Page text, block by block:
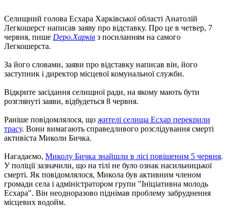
Селищний голова Есхара Харківської області Анатолій
Легкошерст написав заяву про відставку. Про це в четвер, 7
червня, пише Depo.Харків з посиланням на самого
Легкошерста.
За його словами, заяви про відставку написав він, його
заступник і директор місцевої комунальної служби.
Відкрите засідання селищної ради, на якому мають бути
розглянуті заяви, відбудеться 8 червня.
Раніше повідомлялося, що жителі селища Есхар перекрили
трасу. Вони вимагають справедливого розслідування смерті
активіста Миколи Бичка.
Нагадаємо, Миколу Бичка знайшли в лісі повішеним 5 червня.
У поліції зазначили, що на тілі не було ознак насильницької
смерті. Як повідомлялося, Микола був активним членом
громади села і адміністратором групи "Ініціативна молодь
Есхара". Він неодноразово піднімав проблему забруднення
місцевих водойм.